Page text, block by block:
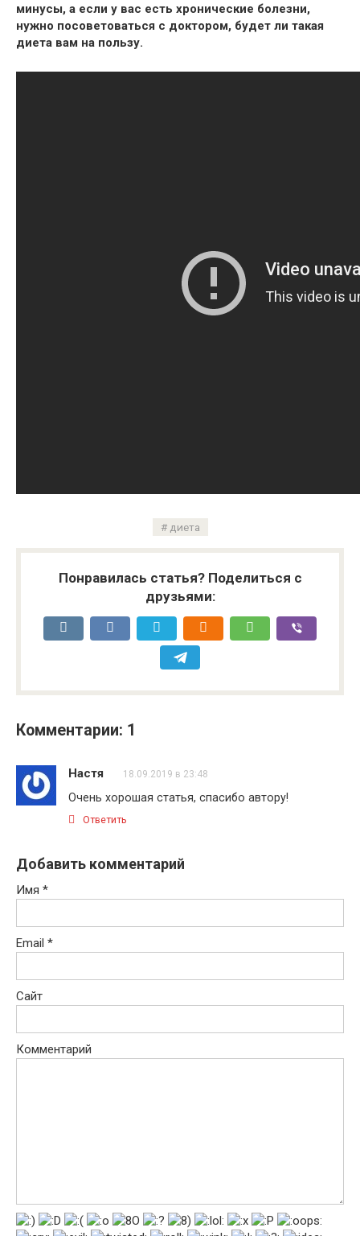
минусы, а если у вас есть хронические болезни,
нужно посоветоваться с доктором, будет ли такая
диета вам на пользу.
диета
Понравилась статья? Поделиться с
друзьями:
Комментарии: 1
Настя 18.09.2019 в 23:48
Очень хорошая статья, спасибо автору!
Ответить
Добавить комментарий
Имя *
Email *
Сайт
Комментарий